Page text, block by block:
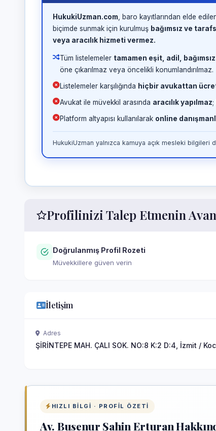
HukukiUzman.com , baro kayıtlarından elde
biçimde sunmak için kurulmuş bağımsız ve
veya aracılık hizmeti vermez.
Tüm listelemeler tamamen eşit, adil,
öne çıkarılmaz veya öncelikli konumlandırılmaz.
Listelemeler karşılığında hiçbir avukattan
Avukat ile müvekkil arasında aracılık yapılmaz
Platform altyapısı kullanılarak online
HukukiUzman yalnızca kamuya açık mesleki bilgileri
Profilinizi Talep Etmenin
Doğrulanmış Profil Rozeti
Müvekkillere güven verin
İletişim
Adres
ŞİRİNTEPE MAH. ÇALI SOK. NO:8 K:2 D:4, İzmit /
HIZLI BILGI · PROFIL ÖZETI
Av. Busenur Şahin Erturan